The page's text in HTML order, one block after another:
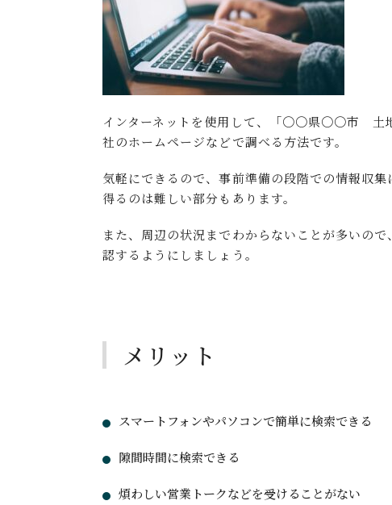
インターネットを使用して、「〇〇県〇〇市 土
社のホームページなどで調べる方法です。
気軽にできるので、事前準備の段階での情報収
得るのは難しい部分もあります。
また、周辺の状況までわからないことが多いの
認するようにしましょう。
メリット
スマートフォンやパソコンで簡単に検索できる
隙間時間に検索できる
煩わしい営業トークなどを受けることがない